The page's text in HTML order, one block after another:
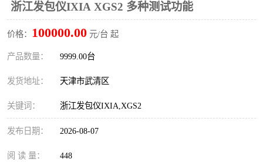
浙江发包仪IXIA XGS2 多种测试功能
价格： 100000.00 元/台 起
产品数量： 9999.00台
发货地址： 天津市武清区
关键词： 浙江发包仪IXIA,XGS2
发布日期： 2026-08-07
阅 读 量： 448